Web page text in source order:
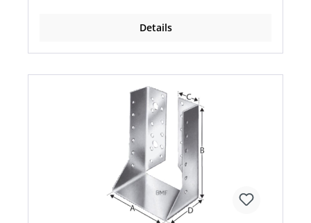
Details